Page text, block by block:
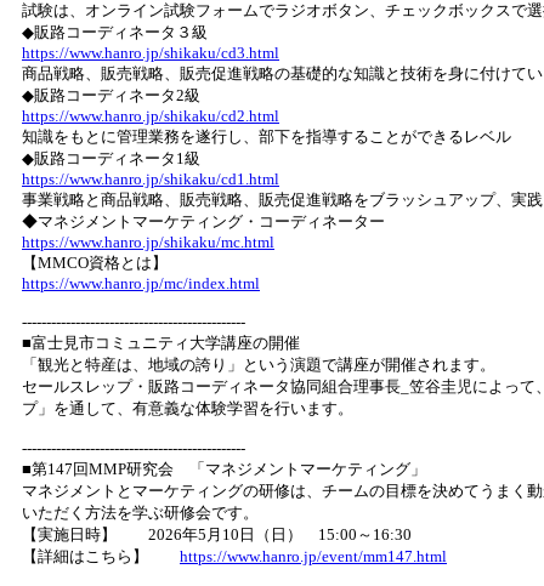
試験は、オンライン試験フォームでラジオボタン、チェックボックスで
◆販路コーディネータ３級
https://www.hanro.jp/shikaku/cd3.html
商品戦略、販売戦略、販売促進戦略の基礎的な知識と技術を身に付けて
◆販路コーディネータ2級
https://www.hanro.jp/shikaku/cd2.html
知識をもとに管理業務を遂行し、部下を指導することができるレベル
◆販路コーディネータ1級
https://www.hanro.jp/shikaku/cd1.html
事業戦略と商品戦略、販売戦略、販売促進戦略をブラッシュアップ、実
◆マネジメントマーケティング・コーディネーター
https://www.hanro.jp/shikaku/mc.html
【MMCO資格とは】
https://www.hanro.jp/mc/index.html
----------------------------------------------
■富士見市コミュニティ大学講座の開催
「観光と特産は、地域の誇り」という演題で講座が開催されます。
セールスレップ・販路コーディネータ協同組合理事長_笠谷圭児によっ
プ」を通して、有意義な体験学習を行います。
----------------------------------------------
■第147回MMP研究会 「マネジメントマーケティング」
マネジメントとマーケティングの研修は、チームの目標を決めてうまく
いただく方法を学ぶ研修会です。
【実施日時】 2026年5月10日（日） 15:00～16:30
【詳細はこちら】 https://www.hanro.jp/event/mm147.html